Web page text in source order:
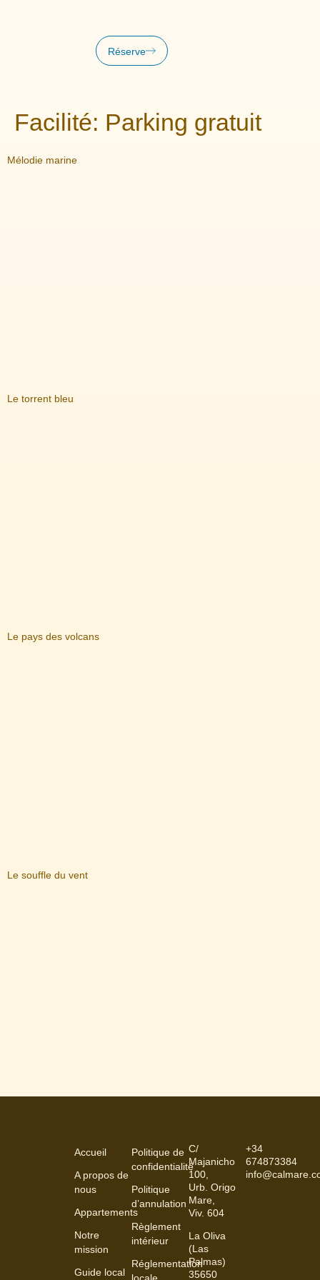
Réserve
Facilité: Parking gratuit
Mélodie marine
Le torrent bleu
Le pays des volcans
Le souffle du vent
Accueil
A propos de
nous
Appartements
Notre
mission
Guide local
Politique de
confidentialité
Politique
d’annulation
Règlement
intérieur
Réglementation
C/
Majanicho
100,
Urb. Origo
Mare,
Viv. 604
La Oliva
(Las
Palmas)
35650
+34
674873384